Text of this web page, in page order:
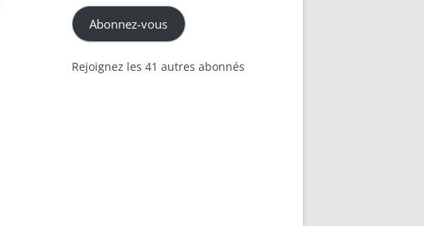
mail
Abonnez-vous
Rejoignez les 41 autres abonnés